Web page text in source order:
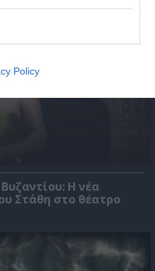
Policy
Η νέα
Στάθη στο θέατρο